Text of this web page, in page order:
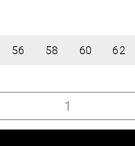
56 58 60 62